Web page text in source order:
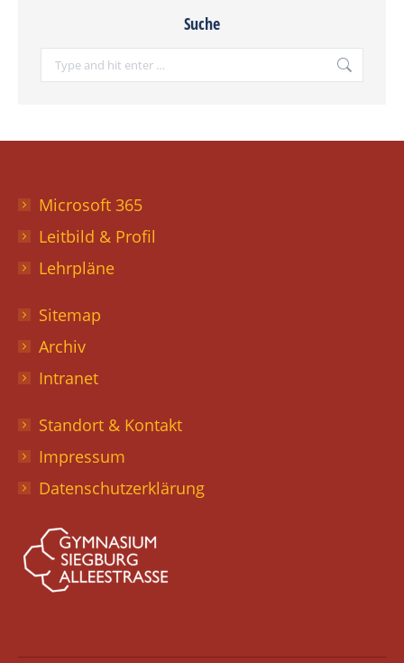
Suche
Search:
Microsoft 365
Leitbild & Profil
Lehrpläne
Sitemap
Archiv
Intranet
Standort & Kontakt
Impressum
Datenschutzerklärung